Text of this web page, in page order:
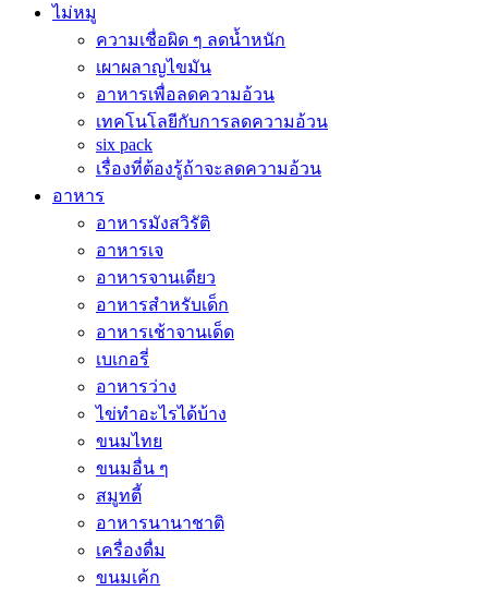
ไม่หมู
ความเชื่อผิด ๆ ลดน้ำหนัก
เผาผลาญไขมัน
อาหารเพื่อลดความอ้วน
เทคโนโลยีกับการลดความอ้วน
six pack
เรื่องที่ต้องรู้ถ้าจะลดความอ้วน
อาหาร
อาหารมังสวิรัติ
อาหารเจ
อาหารจานเดียว
อาหารสำหรับเด็ก
อาหารเช้าจานเด็ด
เบเกอรี่
อาหารว่าง
ไข่ทำอะไรได้บ้าง
ขนมไทย
ขนมอื่น ๆ
สมูทตี้
อาหารนานาชาติ
เครื่องดื่ม
ขนมเค้ก